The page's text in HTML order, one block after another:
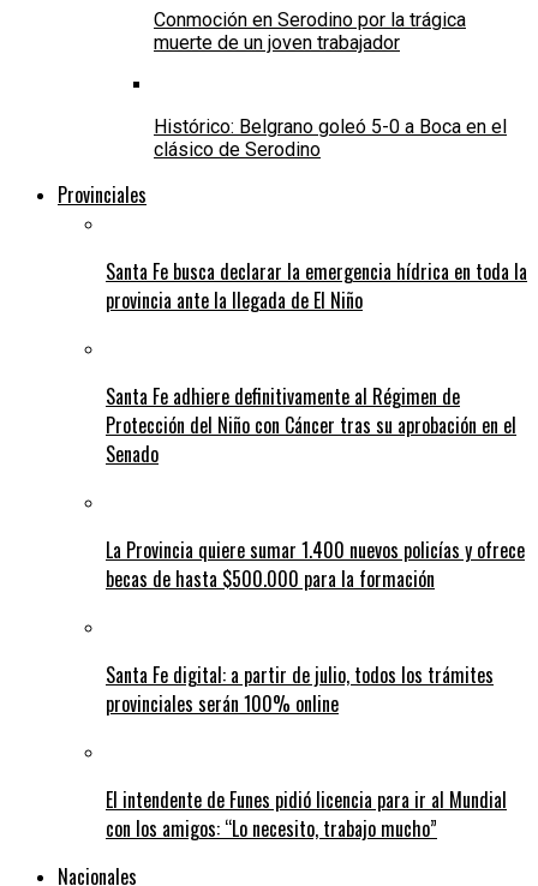
Conmoción en Serodino por la trágica
muerte de un joven trabajador
Histórico: Belgrano goleó 5-0 a Boca en el
clásico de Serodino
Provinciales
Santa Fe busca declarar la emergencia hídrica en toda la
provincia ante la llegada de El Niño
Santa Fe adhiere definitivamente al Régimen de
Protección del Niño con Cáncer tras su aprobación en el
Senado
La Provincia quiere sumar 1.400 nuevos policías y ofrece
becas de hasta $500.000 para la formación
Santa Fe digital: a partir de julio, todos los trámites
provinciales serán 100% online
El intendente de Funes pidió licencia para ir al Mundial
con los amigos: “Lo necesito, trabajo mucho”
Nacionales